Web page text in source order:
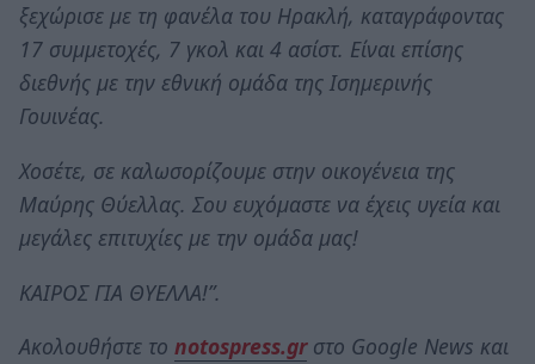
ξεχώρισε με τη φανέλα του Ηρακλή, καταγράφοντας
17 συμμετοχές, 7 γκολ και 4 ασίστ. Είναι επίσης
διεθνής με την εθνική ομάδα της Ισημερινής
Γουινέας.
Χοσέτε, σε καλωσορίζουμε στην οικογένεια της
Μαύρης Θύελλας. Σου ευχόμαστε να έχεις υγεία και
μεγάλες επιτυχίες με την ομάδα μας!
ΚΑΙΡΟΣ ΓΙΑ ΘΥΕΛΛΑ!”.
Ακολουθήστε το notospress.grστο Google News και